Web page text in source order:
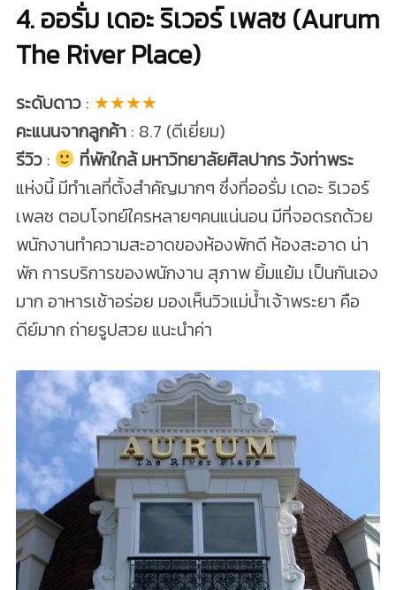
4. ออรั่ม เดอะ ริเวอร์ เพลซ (Aurum
The River Place)
ระดับดาว: ★★★★
คะแนนจากลูกค้า: 8.7 (ดีเยี่ยม)
รีวิว:
ที่พักใกล้ มหาวิทยาลัยศิลปากร วังท่าพระ
แห่งนี้ มีทำเลที่ตั้งสำคัญมากๆ ซึ่งที่ออรั่ม เดอะ ริเวอร์
เพลซ ตอบโจทย์ใครหลายๆคนแน่นอน มีที่จอดรถด้วย
พนักงานทำความสะอาดของห้องพักดี ห้องสะอาด น่า
พัก การบริการของพนักงาน สุภาพ ยิ้มแย้ม เป็นกันเอง
มาก อาหารเช้าอร่อย มองเห็นวิวแม่น้ำเจ้าพระยา คือ
ดีย์มาก ถ่ายรูปสวย แนะนำค่า